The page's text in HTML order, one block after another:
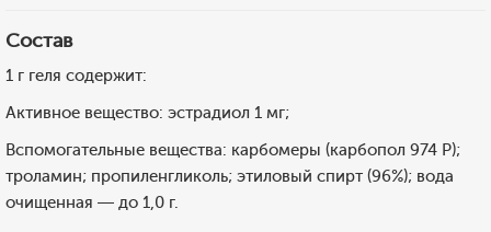
Состав
1 г геля содержит:
Активное вещество: эстрадиол 1 мг;
Вспомогательные вещества: карбомеры (карбопол 974 Р);
троламин; пропиленгликоль; этиловый спирт (96%); вода
очищенная — до 1,0 г.